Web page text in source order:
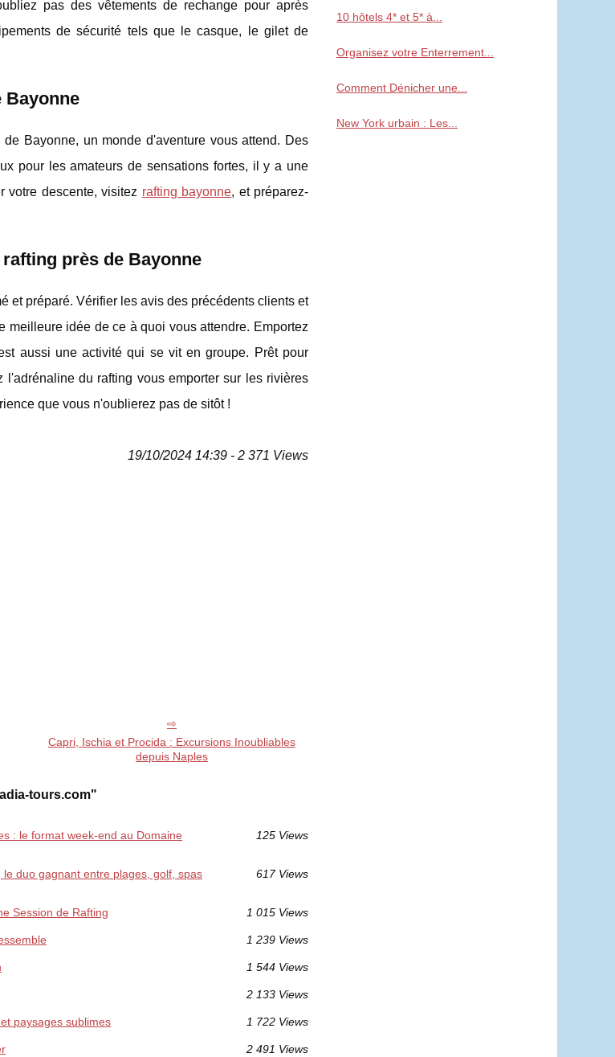
pas des vêtements de rechange pour après
de sécurité tels que le casque, le gilet de
Bayonne
Bayonne, un monde d'aventure vous attend. Des
pour les amateurs de sensations fortes, il y a une
votre descente, visitez rafting bayonne, et préparez-
près de Bayonne
et préparé. Vérifier les avis des précédents clients et
idée de ce à quoi vous attendre. Emportez
aussi une activité qui se vit en groupe. Prêt pour
du rafting vous emporter sur les rivières
que vous n'oublierez pas de sitôt !
19/10/2024 14:39 - 2 371 Views
Capri, Ischia et Procida : Excursions Inoubliables
depuis Naples
tours.com"
: le format week-end au Domaine
125 Views
duo gagnant entre plages, golf, spas
617 Views
Session de Rafting 1 015 Views
1 239 Views
1 544 Views
2 133 Views
paysages sublimes 1 722 Views
2 491 Views
10 hôtels 4* et 5* à...
Organisez votre Enterrement...
Comment Dénicher une...
New York urbain : Les...